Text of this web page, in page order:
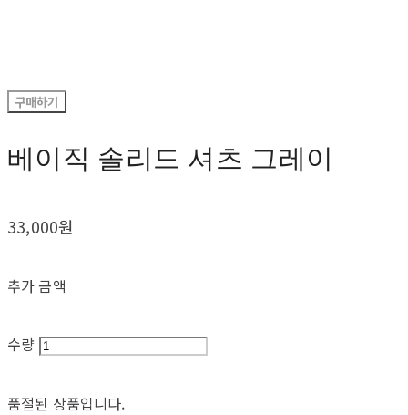
구매하기
베이직 솔리드 셔츠 그레이
33,000원
추가 금액
수량
품절된 상품입니다.